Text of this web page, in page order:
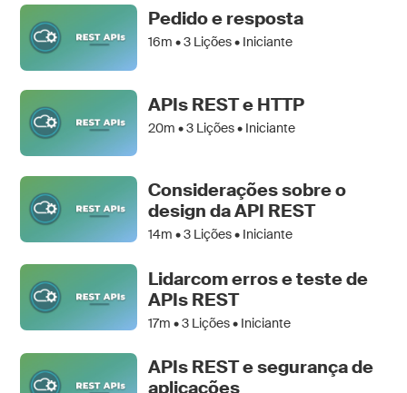
Pedido e resposta
16m •3 Lições • Iniciante
APIs REST e HTTP
20m •3 Lições • Iniciante
Considerações sobre o
design da API REST
14m •3 Lições • Iniciante
Lidarcom erros e teste de
APIs REST
17m •3 Lições • Iniciante
APIs REST e segurança de
aplicações